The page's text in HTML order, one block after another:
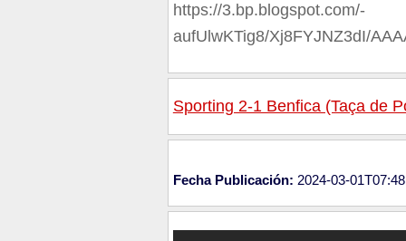
https://3.bp.blogspot.com/-
aufUlwKTig8/Xj8FYJNZ3dI/
Sporting 2-1 Benfica (Taça de
Fecha Publicación: 2024-03-